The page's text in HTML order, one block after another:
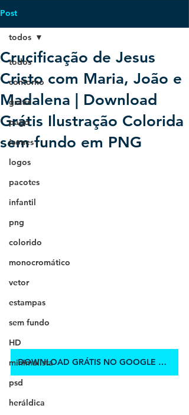
Post
todos
contorno
grátis
pago
ícones
logos
pacotes
infantil
png
colorido
monocromático
vetor
estampas
sem fundo
HD
minimalista
psd
heráldica
todos
Crucificação de Jesus
Cristo com Maria, João e
Madalena | Download
Grátis Ilustração Colorida
sem fundo em PNG
DOWNLOAD GRÁTIS NO GOOGLE DRIVE